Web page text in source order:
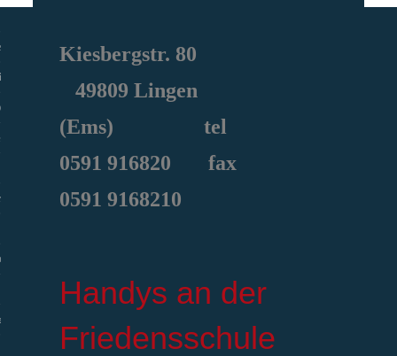
Sozialarbeit
Kiesbergstr. 80
49809 Lingen
(Ems) tel
0591916820 fax
0591 9168210
Handys an der
Friedensschule